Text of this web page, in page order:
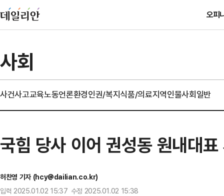
오피
사회
사건사고교육노동언론환경인권/복지식품/의료지역인물사회일반
국힘 당사 이어 권성동 원내대
허찬영 기자 (hcy@dailian.co.kr)
입력 2025.01.02 15:37 수정 2025.01.02 15:38